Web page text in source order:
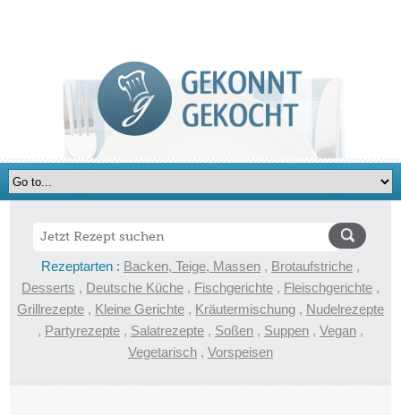
Rezeptarten : Backen, Teige, Massen , Brotaufstriche ,
Desserts , Deutsche Küche , Fischgerichte , Fleischgerichte ,
Grillrezepte , Kleine Gerichte , Kräutermischung , Nudelrezepte
, Partyrezepte , Salatrezepte , Soßen , Suppen , Vegan ,
Vegetarisch , Vorspeisen